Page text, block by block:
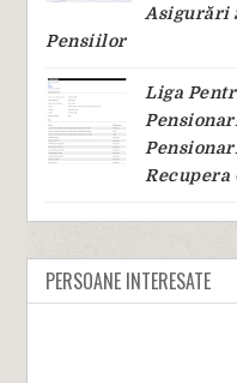
Asigurări
Pensiilor
Liga
Recupera
PERSOANE INTERESATE